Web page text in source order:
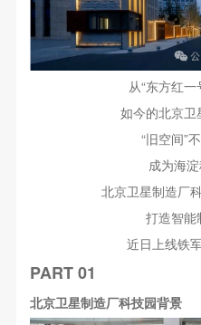
从“东方红
如今的北京卫
“旧空间”
成为海
北京卫星制造厂
打造智能
近日上线铁
PART 01
北京卫星制造厂科技园背景